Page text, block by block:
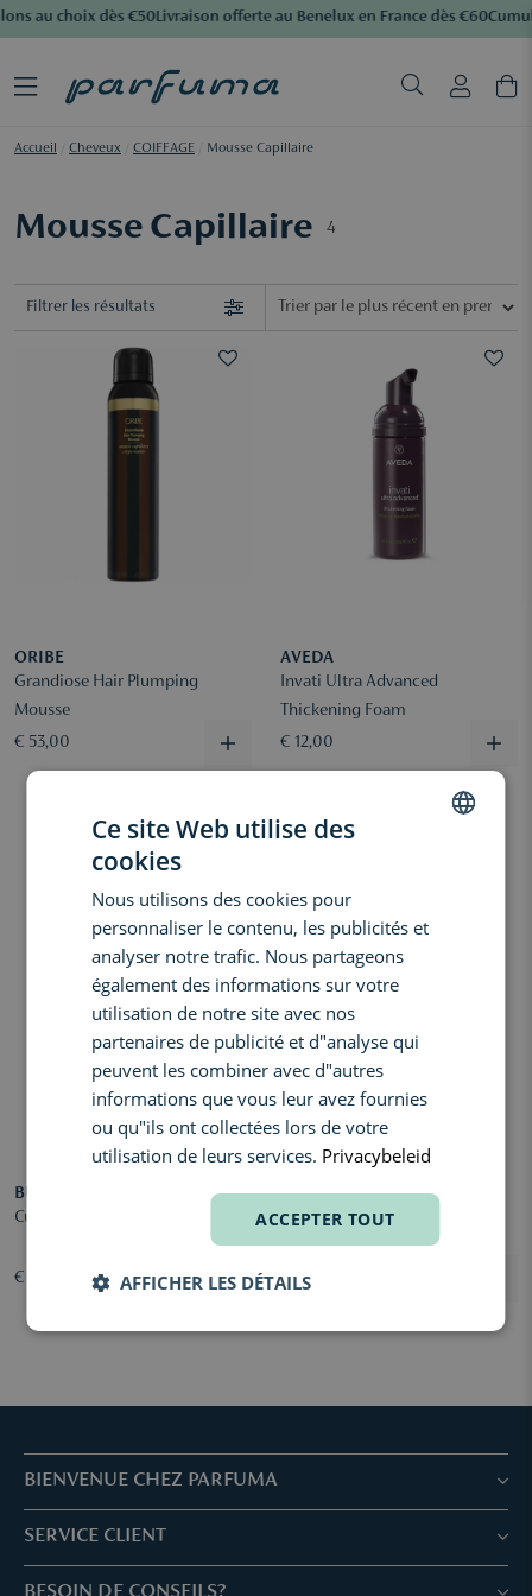
au choix dès €50Livraison offerte au Benelux en France dès €60
Accueil Cheveux COIFFAGE Mousse Capillaire
Mousse Capillaire 4
Filtrer les résultats
ORIBE
Grandiose Hair Plumping
Mousse
€ 53,00
AVEDA
Invati Ultra Advanced
Thickening Foam
€ 12,00
BUMBLE AND BUMBLE
Curl Mousse
€ 43,50
BUMBLE AND BUMBLE
Thickening Full Form Mousse
€ 43,50
BIENVENUE CHEZ PARFUMA
Boutiques & Services
Réservez votre traitement
SERVICE CLIENT
Service client & Questions fréquentes
Ce site Web utilise des
cookies
Nous utilisons des cookies pour
personnaliser le contenu, les publicités et
analyser notre trafic. Nous partageons
également des informations sur votre
utilisation de notre site avec nos
partenaires de publicité et d"analyse qui
peuvent les combiner avec d"autres
informations que vous leur avez fournies
ou qu"ils ont collectées lors de votre
utilisation de leurs services. Privacybeleid
ACCEPTER TOUT
AFFICHER LES DÉTAILS